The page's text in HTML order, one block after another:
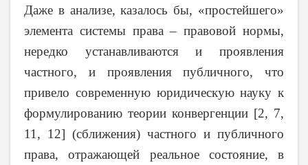
Даже в анализе, казалось бы, «простейшего»
элемента системы права – правовой нормы,
нередко устанавливаются и проявления
частного, и проявления публичного, что
привело современную юридическую науку к
формулированию теории конвергенции [2, 7,
11, 12] (сближения) частного и публичного
права, отражающей реальное состояние, в